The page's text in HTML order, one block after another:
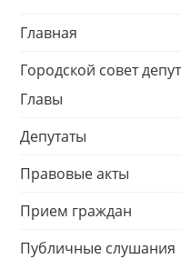
Главная
Городской совет
Главы
Депутаты
Правовые акты
Прием граждан
Публичные слушания